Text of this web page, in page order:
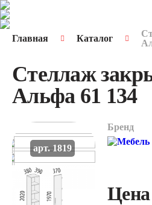
Главная Каталог
Стеллаж
Альфа 61 134
арт. 1819
Бренд
Цена